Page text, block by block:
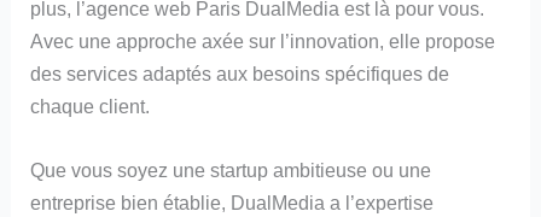
plus, l’agence web Paris DualMedia est là pour vous.
Avec une approche axée sur l’innovation, elle propose
des services adaptés aux besoins spécifiques de
chaque client.
Que vous soyez une startup ambitieuse ou une
entreprise bien établie, DualMedia a l’expertise